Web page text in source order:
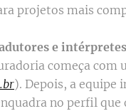
projetos mais
e intérpretes
começa
). Depois, a equipe
no perfil